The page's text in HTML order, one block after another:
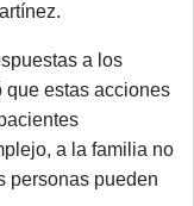
a los
que estas acciones
a la familia no
personas pueden